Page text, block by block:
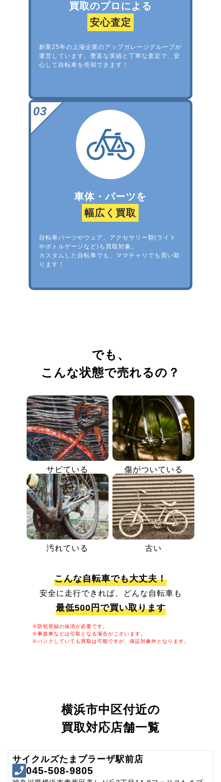
買取のプロによる
安心査定
創業25年の上場企業のアップガレージグループが
運営しています。豊富な実績と丁寧な査定で、安
心して自転車を売却できます！
車体・パーツを
幅広く買取
自転車パーツやウェア、アクセサリー類(ライト
やボトルゲージなど)も買取対象。
カスタムした自転車でも、ママチャリでも買い取
ります！
でも、
こんな状態で売れるの？
サビている 傷がついている
汚れている 古い
こんな自転車でも大丈夫！
安全に走行できれば、どんな自転車も
最低500円で買い取ります
※防犯登録の抹消が必要です。
※事故車などは引取となる場合がございます。
※パンクしていても買取は可能ですが、保証対象外となります。
横浜市中区付近の
買取対応店舗一覧
サイクルズたまプラーザ駅前店
045-508-9805